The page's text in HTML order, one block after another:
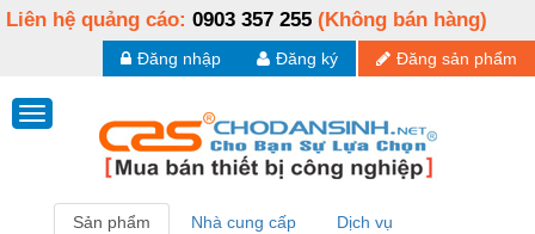
Liên hệ quảng cáo: 0903 357 255 (Không bán hàng)
Đăng sản phẩm
Đăng ký
Đăng nhập
Sản phẩm Nhà cung cấp Dịch vụ